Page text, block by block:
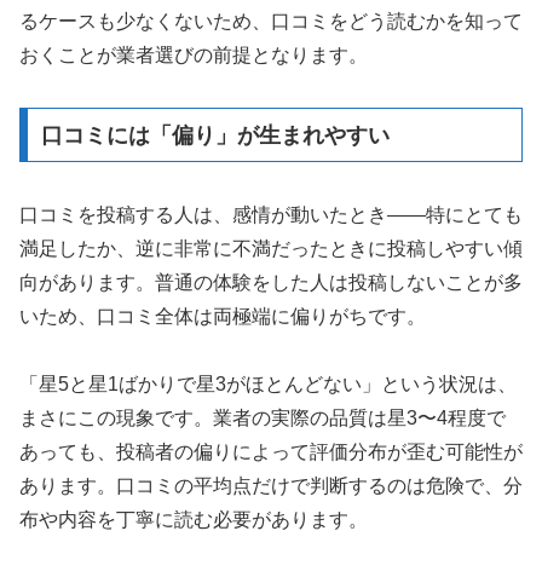
るケースも少なくないため、口コミをどう読むかを知って
おくことが業者選びの前提となります。
口コミには「偏り」が生まれやすい
口コミを投稿する人は、感情が動いたとき——特にとても
満足したか、逆に非常に不満だったときに投稿しやすい傾
向があります。普通の体験をした人は投稿しないことが多
いため、口コミ全体は両極端に偏りがちです。
「星5と星1ばかりで星3がほとんどない」という状況は、
まさにこの現象です。業者の実際の品質は星3〜4程度で
あっても、投稿者の偏りによって評価分布が歪む可能性が
あります。口コミの平均点だけで判断するのは危険で、分
布や内容を丁寧に読む必要があります。